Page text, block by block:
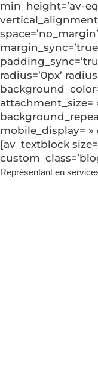
min_height=’av-
radius=’0px’
attachment_size=
mobile_display= »
[av_textblock
Représentant en